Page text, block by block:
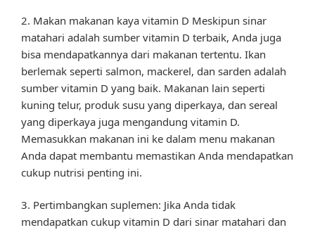
2. Makan makanan kaya vitamin D Meskipun sinar
matahari adalah sumber vitamin D terbaik, Anda juga
bisa mendapatkannya dari makanan tertentu. Ikan
berlemak seperti salmon, mackerel, dan sarden adalah
sumber vitamin D yang baik. Makanan lain seperti
kuning telur, produk susu yang diperkaya, dan sereal
yang diperkaya juga mengandung vitamin D.
Memasukkan makanan ini ke dalam menu makanan
Anda dapat membantu memastikan Anda mendapatkan
cukup nutrisi penting ini.
3. Pertimbangkan suplemen: Jika Anda tidak
mendapatkan cukup vitamin D dari sinar matahari dan